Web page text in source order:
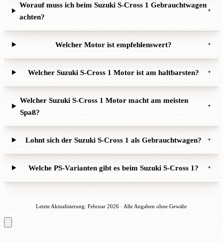
Worauf muss ich beim Suzuki S-Cross 1 Gebrauchtwagen
achten?
+
Welcher Motor ist empfehlenswert? +
Welcher Suzuki S-Cross 1 Motor ist am haltbarsten? +
Welcher Suzuki S-Cross 1 Motor macht am meisten
Spaß?
+
Lohnt sich der Suzuki S-Cross 1 als Gebrauchtwagen? +
Welche PS-Varianten gibt es beim Suzuki S-Cross 1? +
Letzte Aktualisierung: Februar 2026 · Alle Angaben ohne Gewähr